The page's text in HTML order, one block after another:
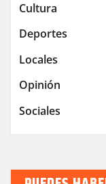
Cultura
Deportes
Locales
Opinión
Sociales